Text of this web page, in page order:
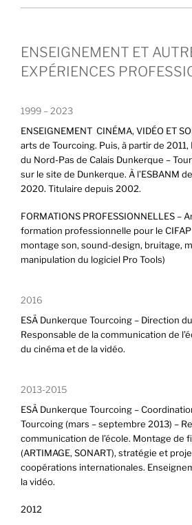
ENSEIGNEMENT ET
EXPÉRIENCES
1999 – 2023
ENSEIGNEMENT CINÉMA, VIDÉO ET
arts de Tourcoing. Puis, à partir de
du Nord-Pas de Calais Dunkerque –
sur le site de Dunkerque. À l’ESBANM
2020. Titulaire depuis 2002.
FORMATIONS PROFESSIONNELLES –
formation professionnelle pour le
montage son, sound-design, bruitage,
manipulation du logiciel Pro Tools)
2016
ESÄ Dunkerque Tourcoing – Direction
Responsable de la communication de
du cinéma et de la vidéo.
2013-2015
ESÄ Dunkerque Tourcoing –
Tourcoing (mars – septembre 2013) –
communication de l’école. Montage de
(ARTIMAGE, SONART), stratégie et
coopérations internationales.
la vidéo.
2012